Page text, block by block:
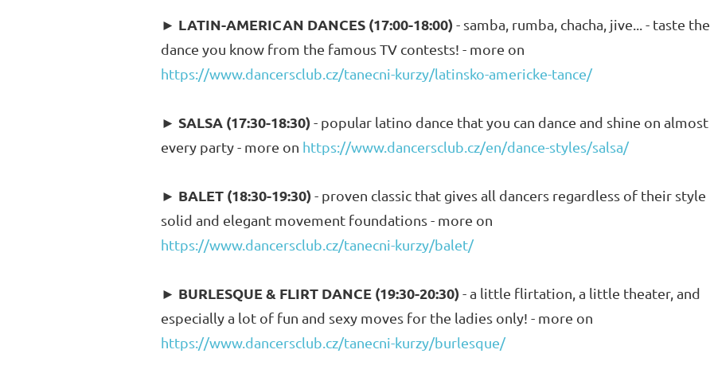
► LATIN-AMERICAN DANCES (17:00-18:00)- samba, rumba, chacha, jive... - taste the
dance you know from the famous TV contests! - more on
https://www.dancersclub.cz/tanecni-kurzy/latinsko-americke-tance/
► SALSA (17:30-18:30)- popular latino dance that you can dance and shine on almost
every party - more on https://www.dancersclub.cz/en/dance-styles/salsa/
► BALET (18:30-19:30)- proven classic that gives all dancers regardless of their style
solid and elegant movement foundations - more on
https://www.dancersclub.cz/tanecni-kurzy/balet/
► BURLESQUE & FLIRT DANCE (19:30-20:30)- a little flirtation, a little theater, and
especially a lot of fun and sexy moves for the ladies only! - more on
https://www.dancersclub.cz/tanecni-kurzy/burlesque/